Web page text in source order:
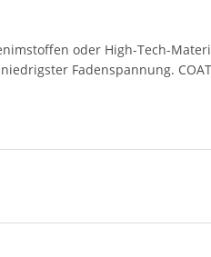
oder High-Tech-
Fadenspannung.